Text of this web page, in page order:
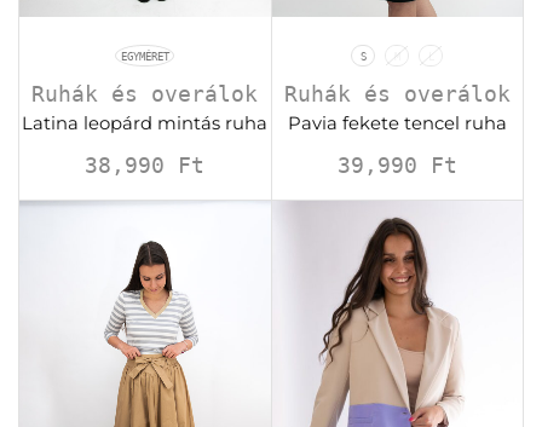
EGYMÉRET
Ruhák és overálok
Latina leopárd mintás ruha
38,990 Ft
S M L
Ruhák és overálok
Pavia fekete tencel ruha
39,990 Ft